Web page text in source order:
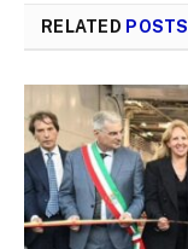
RELATED POSTS